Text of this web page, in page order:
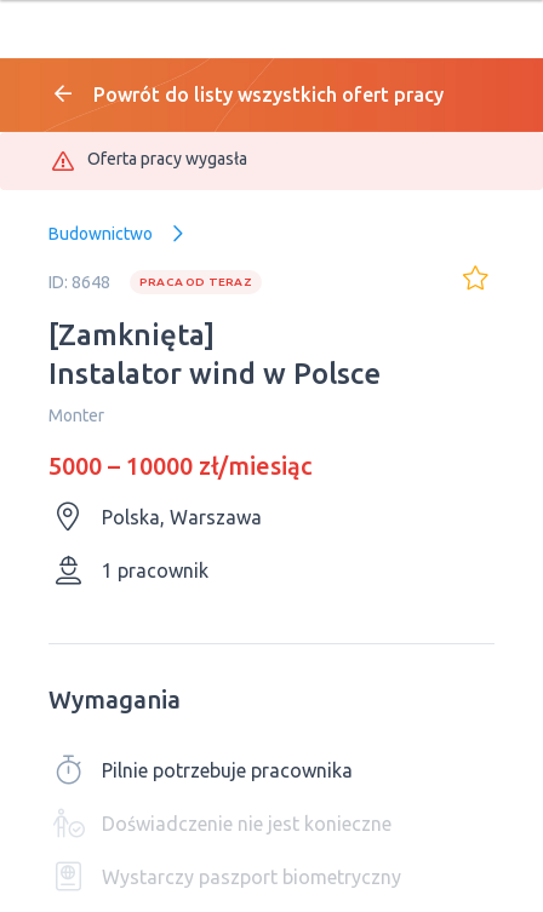
Powrót do listy wszystkich ofert pracy
Oferta pracy wygasła
Budownictwo
ID: 8648 PRACA OD TERAZ
[Zamknięta]
Instalator wind w Polsce
Monter
5000 – 10000 zł/miesiąc
Polska, Warszawa
1 pracownik
Wymagania
Pilnie potrzebuje pracownika
Doświadczenie nie jest konieczne
Wystarczy paszport biometryczny